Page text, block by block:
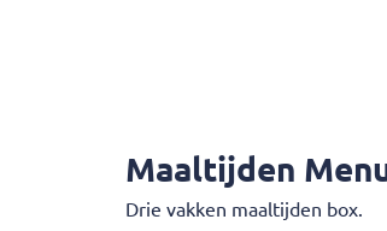
Maaltijden
Drie vakken maaltijden box.